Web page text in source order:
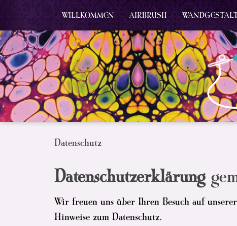
WILLKOMMEN AIRBRUSH
Datenschutz
Datenschutzerklärung
Wir freuen uns über Ihren Besuch auf
Hinweise zum Datenschutz.